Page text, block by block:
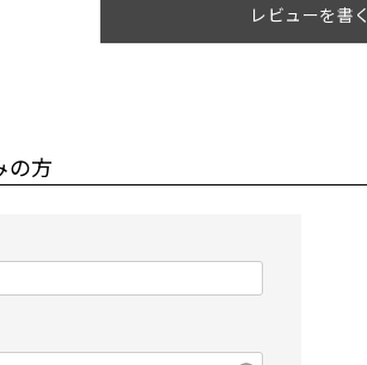
レビューを書く
の方